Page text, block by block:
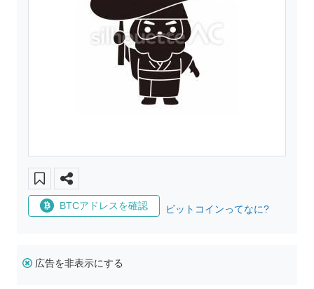
BTCアドレスを確認 ビットコインってなに?
広告を非表示にする